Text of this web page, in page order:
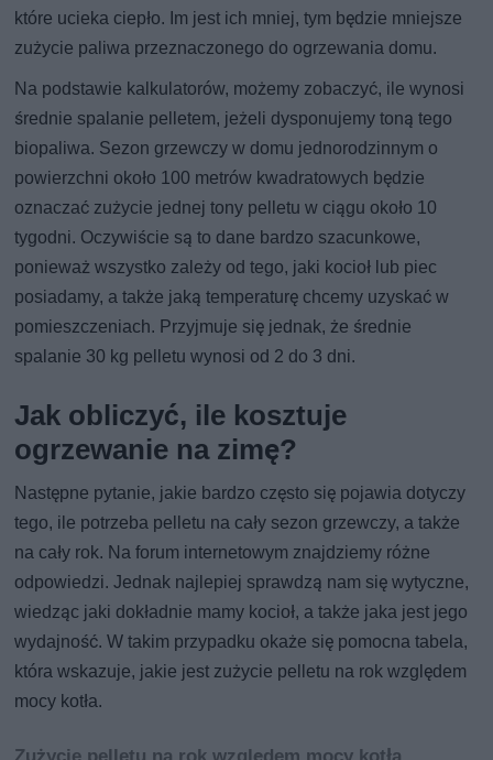
które ucieka ciepło. Im jest ich mniej, tym będzie mniejsze
zużycie paliwa przeznaczonego do ogrzewania domu.
Na podstawie kalkulatorów, możemy zobaczyć, ile wynosi
średnie spalanie pelletem, jeżeli dysponujemy toną tego
biopaliwa. Sezon grzewczy w domu jednorodzinnym o
powierzchni około 100 metrów kwadratowych będzie
oznaczać zużycie jednej tony pelletu w ciągu około 10
tygodni. Oczywiście są to dane bardzo szacunkowe,
ponieważ wszystko zależy od tego, jaki kocioł lub piec
posiadamy, a także jaką temperaturę chcemy uzyskać w
pomieszczeniach. Przyjmuje się jednak, że średnie
spalanie 30 kg pelletu wynosi od 2 do 3 dni.
Jak obliczyć, ile kosztuje
ogrzewanie na zimę?
Następne pytanie, jakie bardzo często się pojawia dotyczy
tego, ile potrzeba pelletu na cały sezon grzewczy, a także
na cały rok. Na forum internetowym znajdziemy różne
odpowiedzi. Jednak najlepiej sprawdzą nam się wytyczne,
wiedząc jaki dokładnie mamy kocioł, a także jaka jest jego
wydajność. W takim przypadku okaże się pomocna tabela,
która wskazuje, jakie jest zużycie pelletu na rok względem
mocy kotła.
Zużycie pelletu na rok względem mocy kotła